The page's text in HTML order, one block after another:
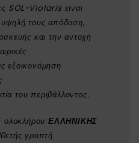
SOL-Violaris είναι
τους απόδοση,
και την αντοχή
εξοικονόμηση
του περιβάλλοντος.
ολοκλήρουΕΛΛΗΝΙΚΗΣ
γραπτή